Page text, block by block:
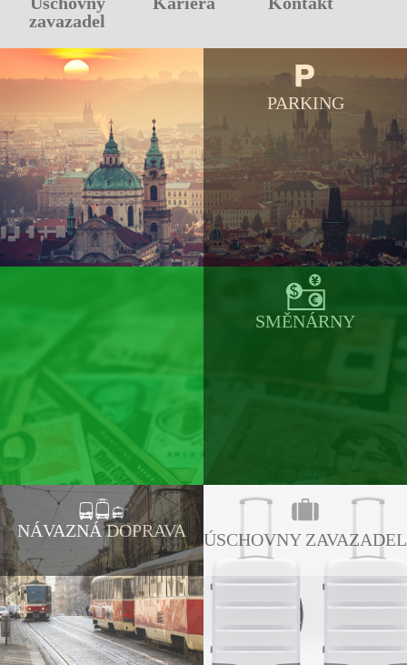
zavazadel
PARKING
SMĚNÁRNY
NÁVAZNÁ DOPRAVA ÚSCHOVNY ZAVAZADEL